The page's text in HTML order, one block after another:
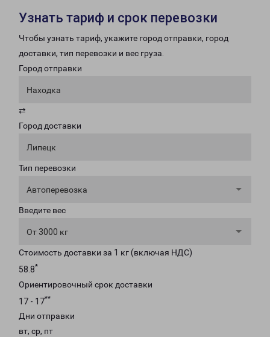
Узнать тариф и срок перевозки
Чтобы узнать тариф, укажите город отправки, город
доставки, тип перевозки и вес груза.
Город отправки
Находка
⇄
Город доставки
Липецк
Тип перевозки
Автоперевозка
Введите вес
От 3000 кг
Стоимость доставки за 1 кг (включая НДС)
58.8*
Ориентировочный срок доставки
17 - 17**
Дни отправки
вт, ср, пт